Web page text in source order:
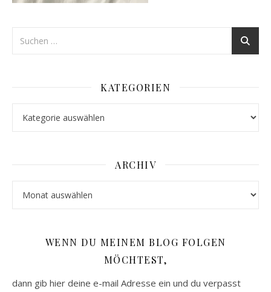
KATEGORIEN
ARCHIV
WENN DU MEINEM BLOG FOLGEN
MÖCHTEST,
dann gib hier deine e-mail Adresse ein und du verpasst